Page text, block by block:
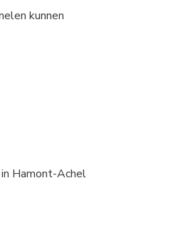
kunnen
Hamont-Achel